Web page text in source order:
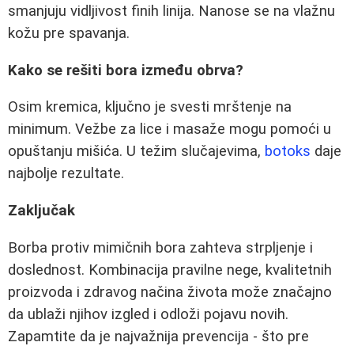
smanjuju vidljivost finih linija. Nanose se na vlažnu
kožu pre spavanja.
Kako se rešiti bora između obrva?
Osim kremica, ključno je svesti mrštenje na
minimum. Vežbe za lice i masaže mogu pomoći u
opuštanju mišića. U težim slučajevima, botoks daje
najbolje rezultate.
Zaključak
Borba protiv mimičnih bora zahteva strpljenje i
doslednost. Kombinacija pravilne nege, kvalitetnih
proizvoda i zdravog načina života može značajno
da ublaži njihov izgled i odloži pojavu novih.
Zapamtite da je najvažnija prevencija - što pre